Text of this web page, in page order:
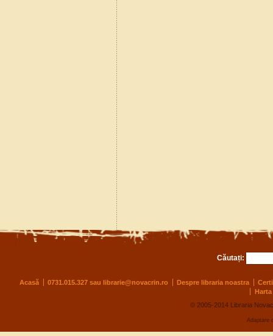
Căutați:
Acasă 0731.015.327 sau librarie@novacrin.ro Despre libraria noastra
© 2005-2014 Libraria
Adaptare